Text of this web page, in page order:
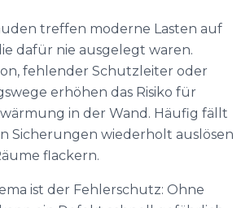
treffen moderne Lasten auf
dafür nie ausgelegt waren.
fehlender Schutzleiter oder
erhöhen das Risiko für
in der Wand. Häufig fällt
Sicherungen wiederholt auslösen
flackern.
ist der Fehlerschutz: Ohne